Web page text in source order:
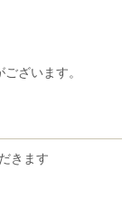
ざいます。
きます